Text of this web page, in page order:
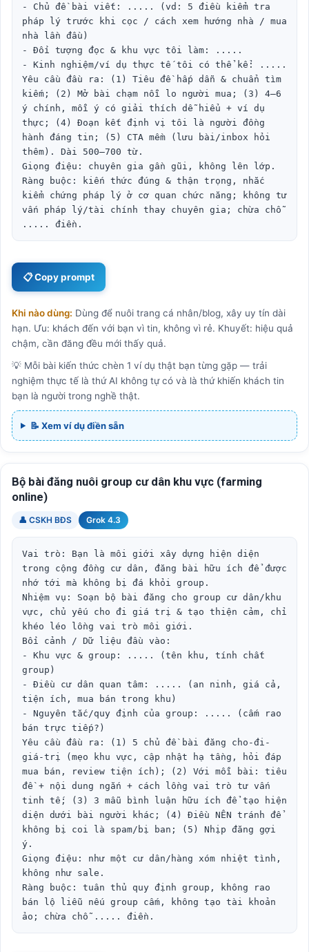
- Chủ đề bài viết: ..... (vd: 5 điều kiểm tra
pháp lý trước khi cọc / cách xem hướng nhà / mua
nhà lần đầu)
- Đối tượng đọc & khu vực tôi làm: .....
- Kinh nghiệm/ví dụ thực tế tôi có thể kể: .....
Yêu cầu đầu ra: (1) Tiêu đề hấp dẫn & chuẩn tìm
kiếm; (2) Mở bài chạm nỗi lo người mua; (3) 4–6
ý chính, mỗi ý có giải thích dễ hiểu + ví dụ
thực; (4) Đoạn kết định vị tôi là người đồng
hành đáng tin; (5) CTA mềm (lưu bài/inbox hỏi
thêm). Dài 500–700 từ.
Giọng điệu: chuyên gia gần gũi, không lên lớp.
Ràng buộc: kiến thức đúng & thận trọng, nhắc
kiểm chứng pháp lý ở cơ quan chức năng; không tư
vấn pháp lý/tài chính thay chuyên gia; chừa chỗ
..... điền.
📋 Copy prompt
Khi nào dùng: Dùng để nuôi trang cá nhân/blog, xây uy tín dài
hạn. Ưu: khách đến với bạn vì tin, không vì rẻ. Khuyết: hiệu quả
chậm, cần đăng đều mới thấy quả.
💡 Mỗi bài kiến thức chèn 1 ví dụ thật bạn từng gặp — trải
nghiệm thực tế là thứ AI không tự có và là thứ khiến khách tin
bạn là người trong nghề thật.
📝 Xem ví dụ điền sẵn
Bộ bài đăng nuôi group cư dân khu vực (farming
online)
👤 CSKH BĐS Grok 4.3
Vai trò: Bạn là môi giới xây dựng hiện diện
trong cộng đồng cư dân, đăng bài hữu ích để được
nhớ tới mà không bị đá khỏi group.
Nhiệm vụ: Soạn bộ bài đăng cho group cư dân/khu
vực, chủ yếu cho đi giá trị & tạo thiện cảm, chỉ
khéo léo lồng vai trò môi giới.
Bối cảnh / Dữ liệu đầu vào:
- Khu vực & group: ..... (tên khu, tính chất
group)
- Điều cư dân quan tâm: ..... (an ninh, giá cả,
tiện ích, mua bán trong khu)
- Nguyên tắc/quy định của group: ..... (cấm rao
bán trực tiếp?)
Yêu cầu đầu ra: (1) 5 chủ đề bài đăng cho-đi-
giá-trị (mẹo khu vực, cập nhật hạ tầng, hỏi đáp
mua bán, review tiện ích); (2) Với mỗi bài: tiêu
đề + nội dung ngắn + cách lồng vai trò tư vấn
tinh tế; (3) 3 mẫu bình luận hữu ích để tạo hiện
diện dưới bài người khác; (4) Điều NÊN tránh để
không bị coi là spam/bị ban; (5) Nhịp đăng gợi
ý.
Giọng điệu: như một cư dân/hàng xóm nhiệt tình,
không như sale.
Ràng buộc: tuân thủ quy định group, không rao
bán lộ liễu nếu group cấm, không tạo tài khoản
ảo; chừa chỗ ..... điền.